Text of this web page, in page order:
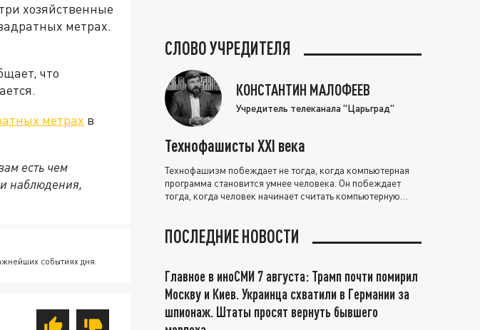
хозяйственные
метрах.
что
метрах в
есть чем
наблюдения,
событиях дня.
СЛОВО УЧРЕДИТЕЛЯ
КОНСТАНТИН МАЛОФЕЕВ
Учредитель телеканала "Царьград"
Технофашисты XXI века
Технофашизм побеждает не тогда, когда компьютерная
программа становится умнее человека. Он побеждает
тогда, когда человек начинает считать компьютерную
ПОСЛЕДНИЕ НОВОСТИ
Главное в иноСМИ 7 августа: Трамп почти помирил
Москву и Киев. Украинца схватили в Германии за
шпионаж. Штаты просят вернуть бывшего